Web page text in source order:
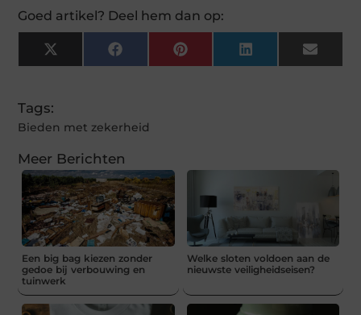
Goed artikel? Deel hem dan op:
X
(Twitter)
FacebookPinterestLinkedInEmail
Tags:
Bieden met zekerheid
Meer Berichten
Een big bag kiezen zonder
gedoe bij verbouwing en
tuinwerk
Welke sloten voldoen aan de
nieuwste veiligheidseisen?